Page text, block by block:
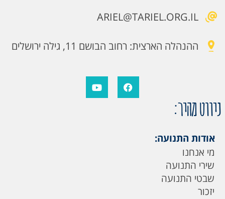
ARIEL@TARIEL.ORG.IL
ההנהלה הארצית: רחוב הבושם 11, גילה ירושלים
ניווט מהיר:
אודות התנועה:
מי אנחנו
שירי התנועה
שבטי התנועה
יזכור